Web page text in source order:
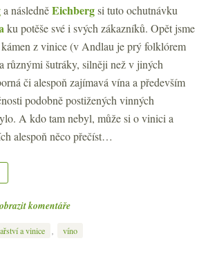
a následněEichbergsi tuto ochutnávku
ku potěše své i svých zákazníků. Opět jsme
z vinice (v Andlau je prý folklórem
různými šutráky, silněji než v jiných
či alespoň zajímavá vína a především
podobně postižených vinných
A kdo tam nebyl, může si o vinici a
alespoň něco přečíst…
komentáře
a vinice , víno